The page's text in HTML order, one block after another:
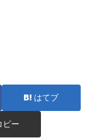
はてブ
ピー